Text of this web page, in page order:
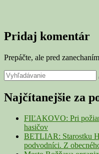
Pridaj komentár
Prepáčte, ale pred
Primary
Sidebar
Widget
Area
Search
for:
Najčítanejšie za
FIĽAKOVO: Pri
hasičov
BETLIAR: Starostku
podvodníci. Z